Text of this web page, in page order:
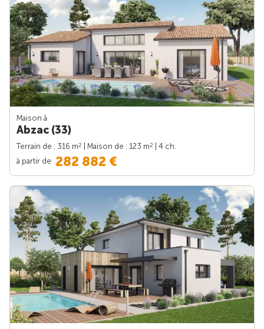
Maison à
Abzac (33)
Terrain de : 316 m2 | Maison de : 123 m2
| 4 ch.
à partir de 282 882 €